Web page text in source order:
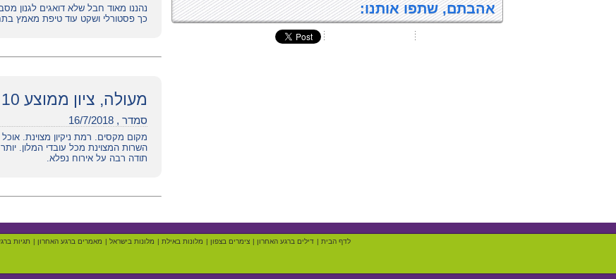
נהננו מאוד חבל שלא דואגים לגנון
כך פסטורלי ושקט עוד טיפת מאמץ
מעולה, ציון ממוצע 10
סמדר , 16/7/2018
מקום מקסים. רמת ניקיון מצוינת.
השרות המצוינת מכל עובדי המלון.
תודה רבה על אירוח נפלא.
אהבתם, שתפו אותנו:
לדף הבית | דילים ברגע האחרון | צימרים בצפון | מלונות באילת | מלונות בישראל | מאמרים ברגע האחרון | תגיות